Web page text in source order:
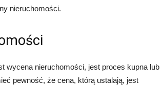
nieruchomości.
wycena nieruchomości, jest proces kupna lub
pewność, że cena, którą ustalają, jest